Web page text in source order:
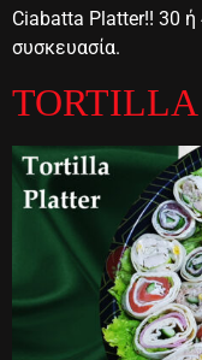
Ciabatta Platter!! 30
συσκευασία.